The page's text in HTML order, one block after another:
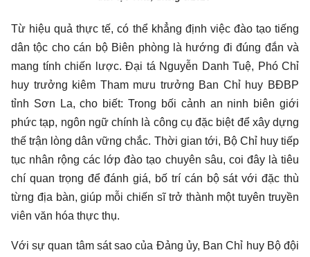
Từ hiệu quả thực tế, có thể khẳng định việc đào tạo tiếng
dân tộc cho cán bộ Biên phòng là hướng đi đúng đắn và
mang tính chiến lược. Đại tá Nguyễn Danh Tuệ, Phó Chỉ
huy trưởng kiêm Tham mưu trưởng Ban Chỉ huy BĐBP
tỉnh Sơn La, cho biết: Trong bối cảnh an ninh biên giới
phức tạp, ngôn ngữ chính là công cụ đặc biệt để xây dựng
thế trận lòng dân vững chắc. Thời gian tới, Bộ Chỉ huy tiếp
tục nhân rộng các lớp đào tạo chuyên sâu, coi đây là tiêu
chí quan trọng để đánh giá, bố trí cán bộ sát với đặc thù
từng địa bàn, giúp mỗi chiến sĩ trở thành một tuyên truyền
viên văn hóa thực thụ.
Với sự quan tâm sát sao của Đảng ủy, Ban Chỉ huy Bộ đội